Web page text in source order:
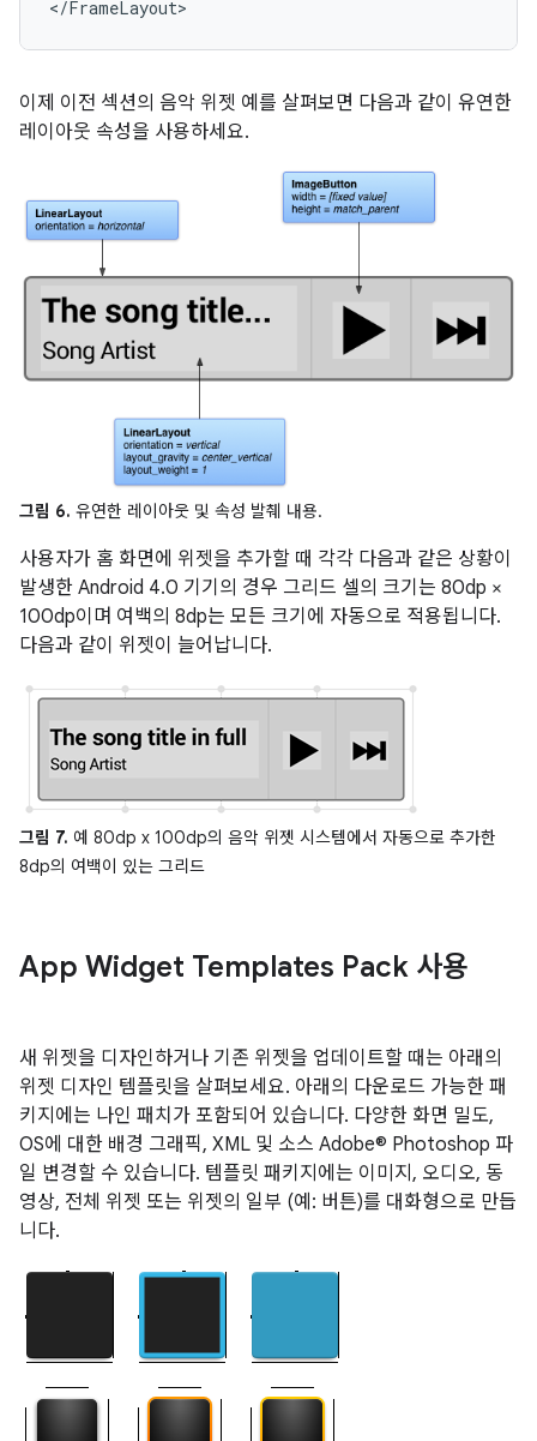
</FrameLayout>
이제 이전 섹션의 음악 위젯 예를 살펴보면 다음과 같이 유연한
레이아웃 속성을 사용하세요.
그림 6. 유연한 레이아웃 및 속성 발췌 내용.
사용자가 홈 화면에 위젯을 추가할 때 각각 다음과 같은 상황이
발생한 Android 4.0 기기의 경우 그리드 셀의 크기는 80dp ×
100dp이며 여백의 8dp는 모든 크기에 자동으로 적용됩니다.
다음과 같이 위젯이 늘어납니다.
그림 7. 예 80dp x 100dp의 음악 위젯 시스템에서 자동으로 추가한
8dp의 여백이 있는 그리드
App Widget Templates Pack 사용
새 위젯을 디자인하거나 기존 위젯을 업데이트할 때는 아래의
위젯 디자인 템플릿을 살펴보세요. 아래의 다운로드 가능한 패
키지에는 나인 패치가 포함되어 있습니다. 다양한 화면 밀도,
OS에 대한 배경 그래픽, XML 및 소스 Adobe® Photoshop 파
일 변경할 수 있습니다. 템플릿 패키지에는 이미지, 오디오, 동
영상, 전체 위젯 또는 위젯의 일부 (예: 버튼)를 대화형으로 만듭
니다.